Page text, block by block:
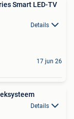
Smart LED-TV
Details
17 jun 26
Details